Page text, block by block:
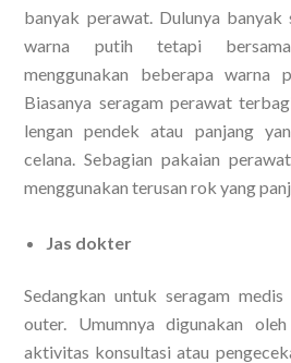
banyak perawat. Dulunya
warna putih tetapi
menggunakan beberapa warna
Biasanya seragam perawat
lengan pendek atau panjang
celana. Sebagian pakaian
menggunakan terusan rok yang
Jas dokter
Sedangkan untuk seragam
outer. Umumnya digunakan
aktivitas konsultasi atau